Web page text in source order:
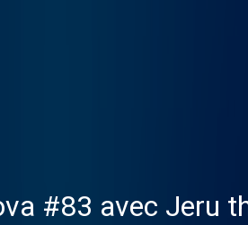
#83 avec Jeru